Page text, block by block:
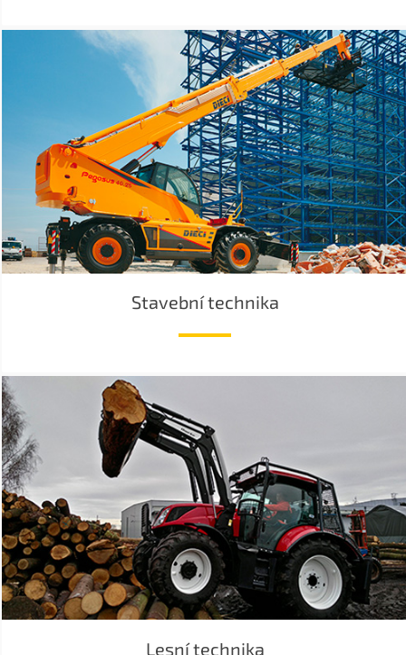
Stavební technika
Lesní technika